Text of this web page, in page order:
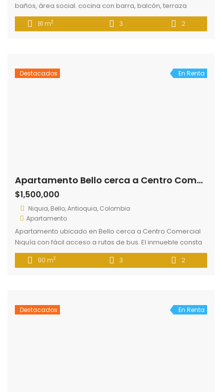
baños, área social. cocina con barra, balcón, terraza
privada en segundo piso, tercer pisos sin ascensor. Fácil
acceso a rutas de transporte público.
81 m2 3 2
Destacados En Renta
Apartamento Bello cerca a Centro Comercial Niquía
$1,500,000
Niquia, Bello, Antioquia, Colombia
Apartamento
Apartamento ubicado en Bello cerca a Centro Comercial
Niquía con fácil acceso a rutas de bus. El inmueble consta
de tres apartamentos, alcoba principal con Vestier, 2
baños, sala comedor, cocina integral, estudio, balcón,
90 m2 3 2
Destacados En Renta